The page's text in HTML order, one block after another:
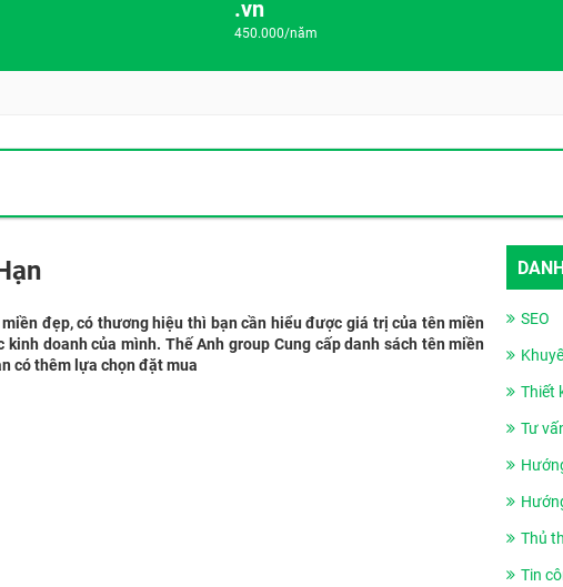
.vn
450.000/năm
đẹp, có thương hiệu thì bạn cần hiểu được giá trị của tên miền
doanh của mình. Thế Anh group Cung cấp danh sách tên miền
có thêm lựa chọn đặt mua
SEO
Thiết
Tư
Thủ
Tin